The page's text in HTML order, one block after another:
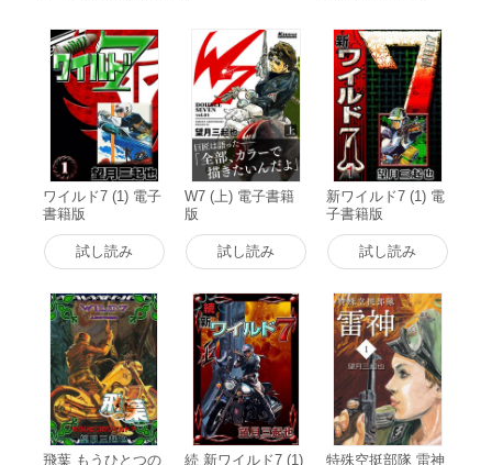
ワイルド7 (1) 電子
書籍版
試し読み
W7 (上) 電子書籍
版
試し読み
新ワイルド7 (1) 電
子書籍版
試し読み
飛葉 もうひとつの
続 新ワイルド7 (1)
特殊空挺部隊 雷神